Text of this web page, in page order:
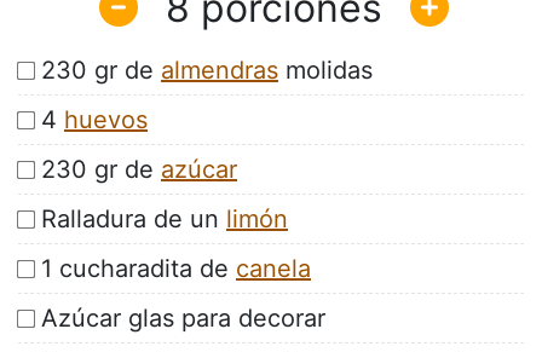
230 gr de almendras molidas
4 huevos
230 gr de azúcar
Ralladura de un limón
1 cucharadita de canela
Azúcar glas para decorar